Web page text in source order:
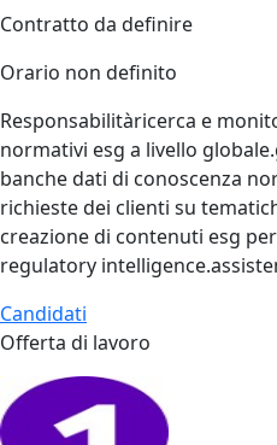
Contratto da definire
Orario non definito
Responsabilitàricerca e
normativi esg a livello
banche dati di conoscenza
richieste dei clienti su
creazione di contenuti esg
regulatory
Candidati
Offerta di lavoro